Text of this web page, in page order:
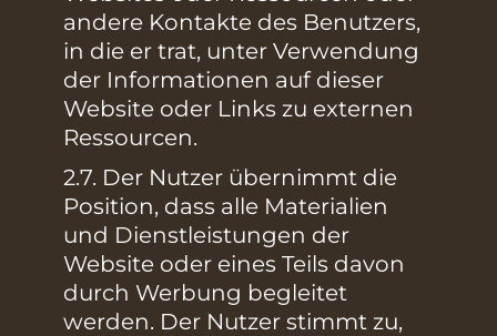
andere Kontakte des Benutzers,
in die er trat, unter Verwendung
der Informationen auf dieser
Website oder Links zu externen
Ressourcen.
2.7. Der Nutzer übernimmt die
Position, dass alle Materialien
und Dienstleistungen der
Website oder eines Teils davon
durch Werbung begleitet
werden. Der Nutzer stimmt zu,